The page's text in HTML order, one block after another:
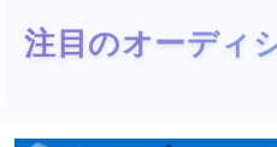
注目のオーディ